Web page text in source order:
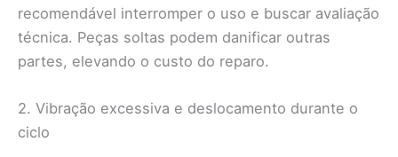
recomendável interromper o uso e buscar avaliação
técnica. Peças soltas podem danificar outras
partes, elevando o custo do reparo.
2. Vibração excessiva e deslocamento durante o
ciclo